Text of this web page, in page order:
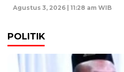
Agustus 3, 2026 | 11:28 am WIB
POLITIK